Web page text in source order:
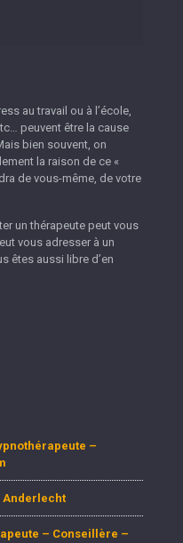
au travail ou à l’école,
peuvent être la cause
bien souvent, on
la raison de ce «
de vous-même, de votre
un thérapeute peut vous
vous adresser à un
êtes aussi libre d’en
–
Anderlecht
– Conseillère –